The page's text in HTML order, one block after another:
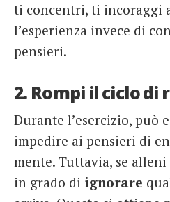
ti concentri, ti incoraggi
l’esperienza invece di
pensieri.
2. Rompi il ciclo di
Durante l’esercizio, può
impedire ai pensieri di
mente. Tuttavia, se
in grado di ignorare